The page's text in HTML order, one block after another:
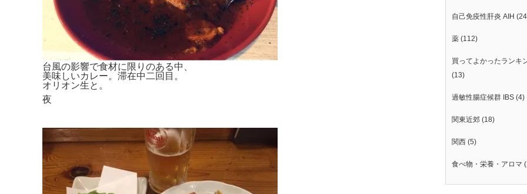
台風の影響で食材に限りのある中、
美味しいカレー。滞在中二回目。
オリオン生と。
夜
自己免疫性肝炎 AIH
薬 (112)
買ってよかったランキ
(13)
過敏性腸症候群 IBS (4)
関東近郊 (18)
関西 (5)
食べ物・栄養・アロマ